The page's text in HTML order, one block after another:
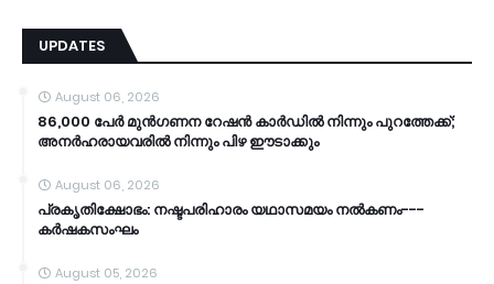
UPDATES
August 06, 2026
86,000 പേർ മുൻഗണന റേഷൻ കാർഡിൽ നിന്നും പുറത്തേക്ക്;
അനർഹരായവരിൽ നിന്നും പിഴ ഈടാക്കും
August 06, 2026
പ്രകൃതിക്ഷോഭം: നഷ്ടപരിഹാരം യഥാസമയം നൽകണം---
കർഷകസംഘം
August 05, 2026